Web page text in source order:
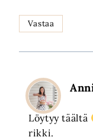
Vastaa
Löytyy täältä
rikki.